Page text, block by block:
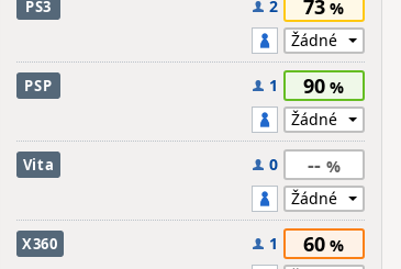
PS3 2 73
PSP 1 90
Vita 0 --
X360 1 60